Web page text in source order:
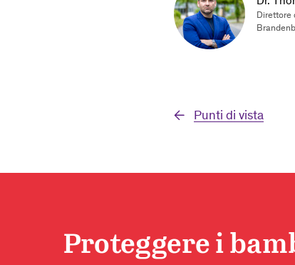
Direttore
Punti di vista
Proteggere i